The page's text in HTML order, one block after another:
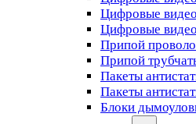
Цифровые
Цифровые
Припой
Припой
Пакеты
Пакеты
Блоки